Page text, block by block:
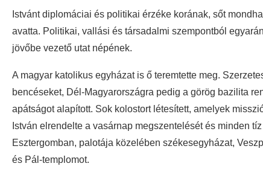
Istvánt diplomáciai és politikai érzéke korának, sőt
avatta. Politikai, vallási és társadalmi szempontból
jövőbe vezető utat népének.
A magyar katolikus egyházat is ő teremtette meg.
bencéseket, Dél-Magyarországra pedig a görög bazilita
apátságot alapított. Sok kolostort létesített, amelyek
István elrendelte a vasárnap megszentelését és minden
Esztergomban, palotája közelében székesegyházat,
és Pál-templomot.